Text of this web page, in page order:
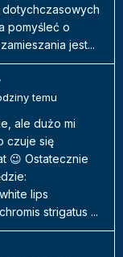
pomyśleć o
jest...
temu
ale dużo mi
czuje się
😉 Ostatecznie
lips
strigatus ...